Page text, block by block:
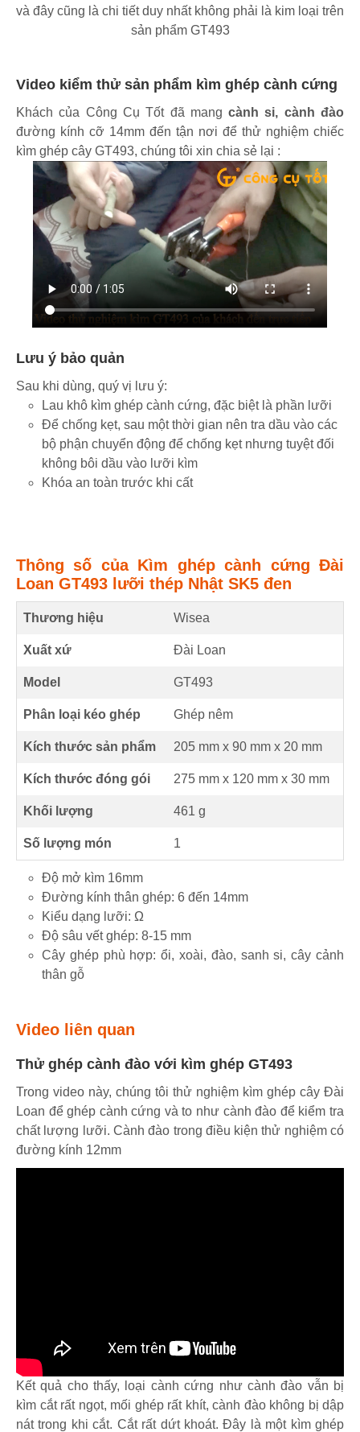
và đây cũng là chi tiết duy nhất không phải là kim loại trên
sản phẩm GT493
Video kiểm thử sản phẩm kìm ghép cành cứng
Khách của Công Cụ Tốt đã mang cành si, cành đào
đường kính cỡ 14mm đến tận nơi để thử nghiệm chiếc
kìm ghép cây GT493, chúng tôi xin chia sẻ lại :
Lưu ý bảo quản
Sau khi dùng, quý vị lưu ý:
Lau khô kìm ghép cành cứng, đặc biệt là phần lưỡi
Để chống kẹt, sau một thời gian nên tra dầu vào các
bộ phận chuyển động để chống kẹt nhưng tuyệt đối
không bôi dầu vào lưỡi kìm
Khóa an toàn trước khi cất
Thông số của Kìm ghép cành cứng Đài
Loan GT493 lưỡi thép Nhật SK5 đen
Thương hiệu Wisea
Xuất xứ Đài Loan
Model GT493
Phân loại kéo ghép Ghép nêm
Kích thước sản phẩm 205 mm x 90 mm x 20 mm
Kích thước đóng gói 275 mm x 120 mm x 30 mm
Khối lượng 461 g
Số lượng món 1
Độ mở kìm 16mm
Đường kính thân ghép: 6 đến 14mm
Kiểu dạng lưỡi: Ω
Độ sâu vết ghép: 8-15 mm
Cây ghép phù hợp: ổi, xoài, đào, sanh si, cây cảnh
thân gỗ
Video liên quan
Thử ghép cành đào với kìm ghép GT493
Trong video này, chúng tôi thử nghiệm kìm ghép cây Đài
Loan để ghép cành cứng và to như cành đào để kiểm tra
chất lượng lưỡi. Cành đào trong điều kiện thử nghiệm có
đường kính 12mm
Kết quả cho thấy, loại cành cứng như cành đào vẫn bị
kìm cắt rất ngọt, mối ghép rất khít, cành đào không bị dập
nát trong khi cắt. Cắt rất dứt khoát. Đây là một kìm ghép